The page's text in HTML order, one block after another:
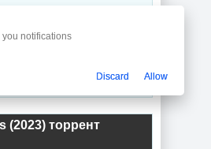
02:48:14
(2023) торрент
notifications
Discard Allow